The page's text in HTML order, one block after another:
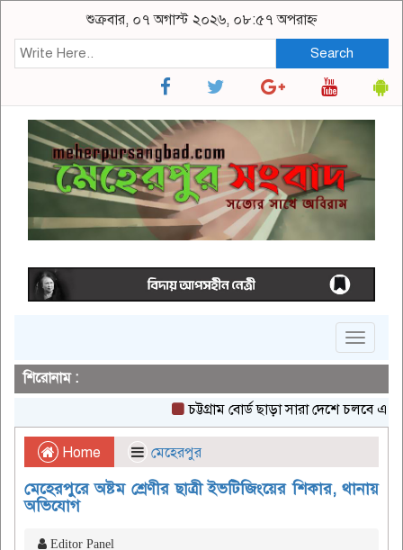
শুক্রবার, ০৭ অগাস্ট ২০২৬, ০৮:৫৭ অপরাহ্ন
Search
Toggle
শিরোনাম :
চট্টগ্রাম বোর্ড ছাড়া সারা দেশে চলবে
Home মেহেরপুর
মেহেরপুরে অষ্টম শ্রেণীর ছাত্রী ইভটিজিংয়ের শিকার, থানায়
অভিযোগ
Editor Panel